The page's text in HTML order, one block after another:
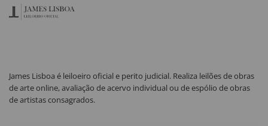
James Lisboa é leiloeiro oficial e perito judicial. Realiza leilões de obras
de arte online, avaliação de acervo individual ou de espólio de obras
de artistas consagrados.